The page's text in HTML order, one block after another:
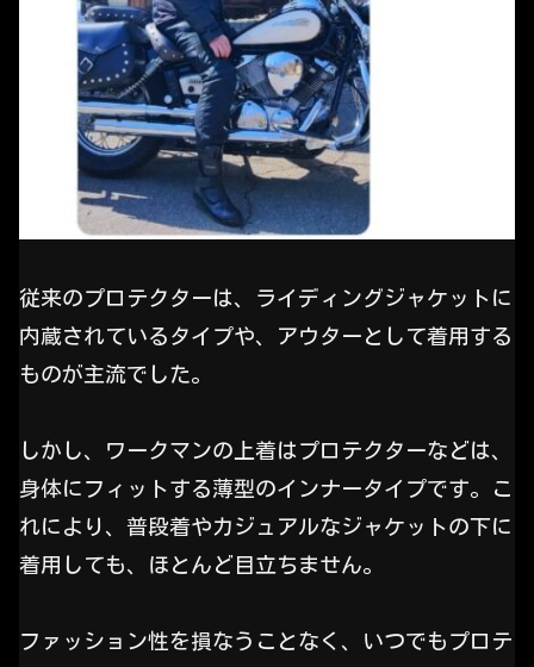
従来のプロテクターは、ライディングジャケットに
内蔵されているタイプや、アウターとして着用する
ものが主流でした。
しかし、ワークマンの上着はプロテクターなどは、
身体にフィットする薄型のインナータイプです。こ
れにより、普段着やカジュアルなジャケットの下に
着用しても、ほとんど目立ちません。
ファッション性を損なうことなく、いつでもプロテ